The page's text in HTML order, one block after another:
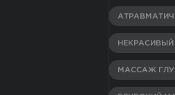
НЕКРАСИВЫЙ
МАССАЖ